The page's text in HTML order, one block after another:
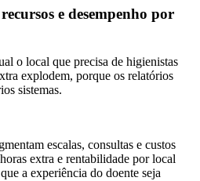
e desempenho por
o local que precisa de higienistas
explodem, porque os relatórios
sistemas.
escalas, consultas e custos
extra e rentabilidade por local
a experiência do doente seja